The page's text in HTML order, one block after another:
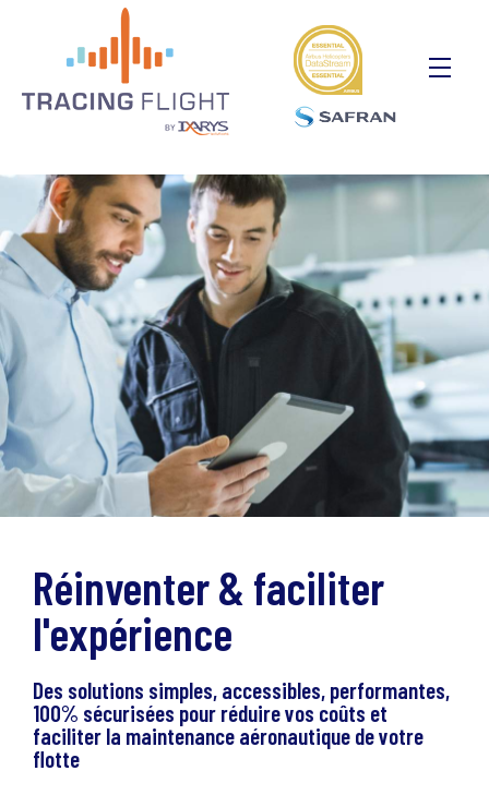
Réinventer & faciliter
l'expérience
Des solutions simples, accessibles, performantes,
100% sécurisées pour réduire vos coûts et
faciliter la maintenance aéronautique de votre
flotte
Panneau de gestion des cookies